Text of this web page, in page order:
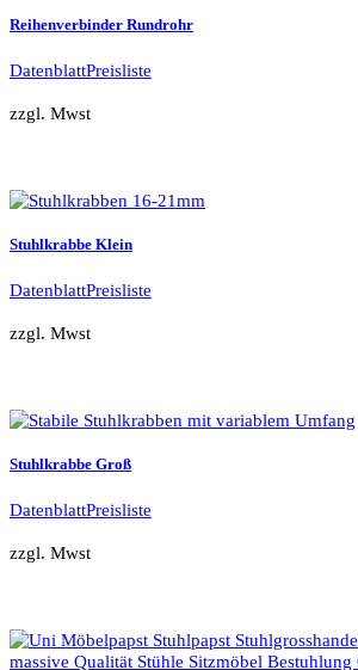
Reihenverbinder Rundrohr
DatenblattPreisliste
zzgl. Mwst
Stuhlkrabbe Klein
DatenblattPreisliste
zzgl. Mwst
Stuhlkrabbe Groß
DatenblattPreisliste
zzgl. Mwst